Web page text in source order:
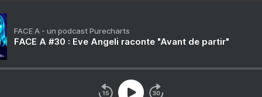
FACE A - un podcast Purecharts
FACE A #30 : Eve Angeli raconte "Avant de partir"